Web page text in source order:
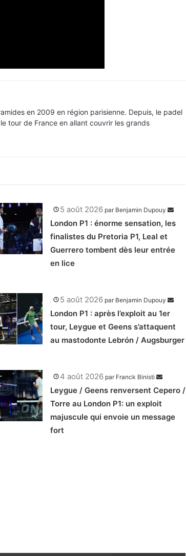
en 2009 en région parisienne. Depuis, le padel
tour de France en allant couvrir les grands
5 août 2026 par Benjamin Dupouy
London P1 : énorme sensation, les
finalistes du Pretoria P1, Leal et
Guerrero tombent dès leur entrée
en lice
5 août 2026 par Benjamin Dupouy
London P1 : après l’exploit au 1er
tour, Leygue et Geens s’attaquent
au mastodonte Lebrón / Augsburger
4 août 2026 par Franck Binisti
Leygue / Geens renversent Cepero /
Torre au London P1: un exploit
majuscule qui envoie un message
fort